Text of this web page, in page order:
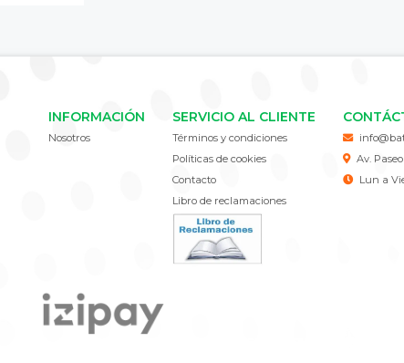
INFORMACIÓN
Nosotros
SERVICIO AL CLIENTE
Términos y condiciones
Políticas de cookies
Contacto
Libro de reclamaciones
Av.
Lun a